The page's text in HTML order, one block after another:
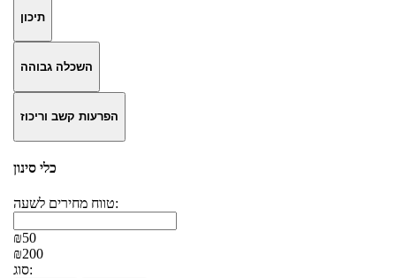
תיכון
השכלה גבוהה
הפרעות קשב וריכוז
כלי סינון
טווח מחירים לשעה:
₪50
₪200
סוג: